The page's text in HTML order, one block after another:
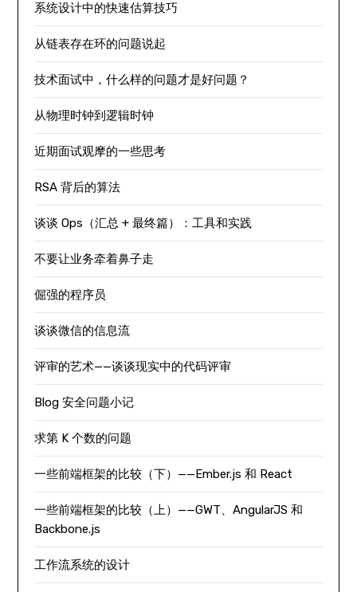
系统设计中的快速估算技巧
从链表存在环的问题说起
技术面试中，什么样的问题才是好问题？
从物理时钟到逻辑时钟
近期面试观摩的一些思考
RSA 背后的算法
谈谈 Ops（汇总 + 最终篇）：工具和实践
不要让业务牵着鼻子走
倔强的程序员
谈谈微信的信息流
评审的艺术——谈谈现实中的代码评审
Blog 安全问题小记
求第 K 个数的问题
一些前端框架的比较（下）——Ember.js 和 React
一些前端框架的比较（上）——GWT、AngularJS 和
Backbone.js
工作流系统的设计